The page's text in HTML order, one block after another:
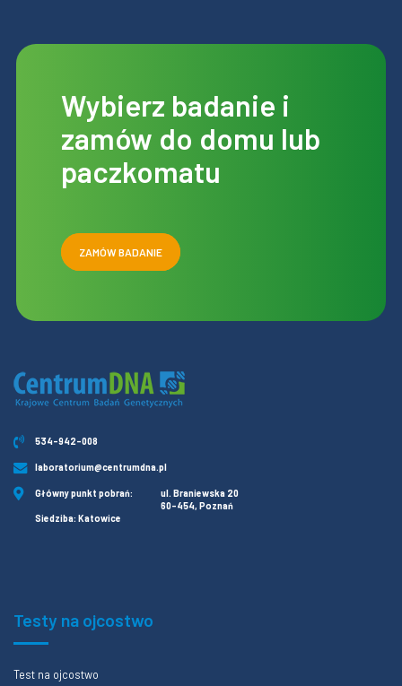
Wybierz badanie i
zamów do domu lub
paczkomatu
ZAMÓW BADANIE
534-942-008
laboratorium@centrumdna.pl
Główny punkt pobrań:
ul. Braniewska 20
60-454, Poznań
Siedziba: Katowice
Testy na ojcostwo
Test na ojcostwo